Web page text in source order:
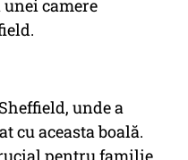
camere
unde a
cu aceasta boală.
pentru familie.